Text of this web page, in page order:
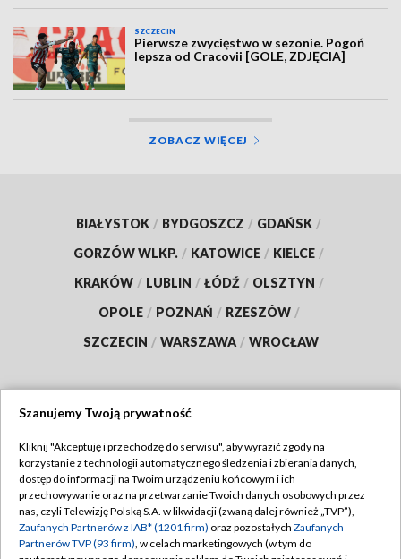
SZCZECIN
Pierwsze zwycięstwo w sezonie. Pogoń
lepsza od Cracovii [GOLE, ZDJĘCIA]
ZOBACZ WIĘCEJ
BIAŁYSTOK / BYDGOSZCZ / GDAŃSK /
GORZÓW WLKP. / KATOWICE / KIELCE /
KRAKÓW / LUBLIN / ŁÓDŹ / OLSZTYN /
OPOLE / POZNAŃ / RZESZÓW /
SZCZECIN / WARSZAWA / WROCŁAW
TVP
Abonament TVP
Emisja w TVP
Centrum informacji TVP
Regulamin TVP
Polityka prywatności
Szanujemy Twoją prywatność
Kliknij "Akceptuję i przechodzę do serwisu", aby wyrazić zgody na
korzystanie z technologii automatycznego śledzenia i zbierania danych,
dostęp do informacji na Twoim urządzeniu końcowym i ich
przechowywanie oraz na przetwarzanie Twoich danych osobowych przez
nas, czyli Telewizję Polską S.A. w likwidacji (zwaną dalej również „TVP”),
Zaufanych Partnerów z IAB* (1201 firm) oraz pozostałych Zaufanych
Partnerów TVP (93 firm), w celach marketingowych (w tym do